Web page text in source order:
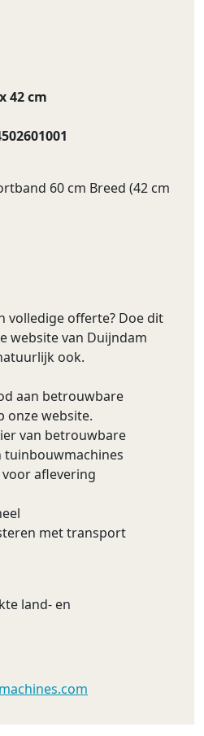
42 cm
60 cm Breed (42 cm
volledige offerte? Doe dit
website van Duijndam
ook.
aan betrouwbare
onze website.
van betrouwbare
tuinbouwmachines
aflevering
met transport
land- en